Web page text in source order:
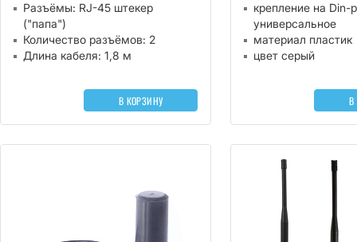
Разъёмы: RJ-45 штекер
("папа")
Количество разъёмов: 2
Длина кабеля: 1,8 м
В КОРЗИНУ
крепление на Din-
универсальное
материал пластик
цвет серый
В